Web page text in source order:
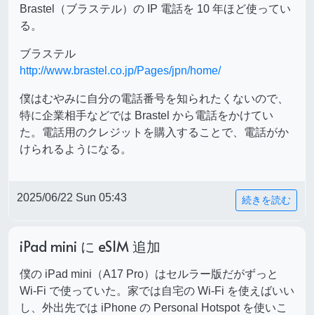
Brastel（ブラステル）の IP 電話を 10 年ほど使ってい
る。
ブラステル
http://www.brastel.co.jp/Pages/jpn/home/
僕はむやみに自分の電話番号を知られたくないので、
特に企業相手などでは Brastel から電話をかけてい
た。電話用のクレジットを購入することで、電話がか
けられるようになる。
2025/06/22 Sun 05:43 続きを読む
iPad mini に eSIM 追加
僕の iPad mini（A17 Pro）はセルラー版だがずっと
Wi-Fi で使っていた。家では自宅の Wi-Fi を使えばいい
し、外出先では iPhone の Personal Hotspot を使いこ